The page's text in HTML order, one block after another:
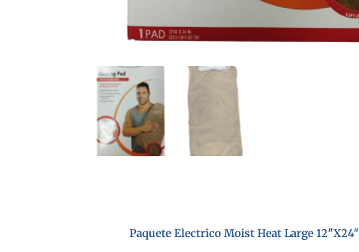
Paquete Electrico Moist Heat Large 12″X24″